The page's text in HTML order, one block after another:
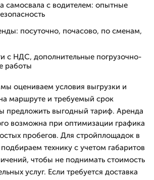
самосвала с водителем: опытные
посуточно, почасово, по сменам,
с НДС, дополнительные погрузочно-
работы
оцениваем условия выгрузки и
маршруте и требуемый срок
предложить выгодный тариф. Аренда
возможна при оптимизации графика
пробегов. Для стройплощадок в
технику с учетом габаритов
чтобы не поднимать стоимость
услуг. Если требуется доставка